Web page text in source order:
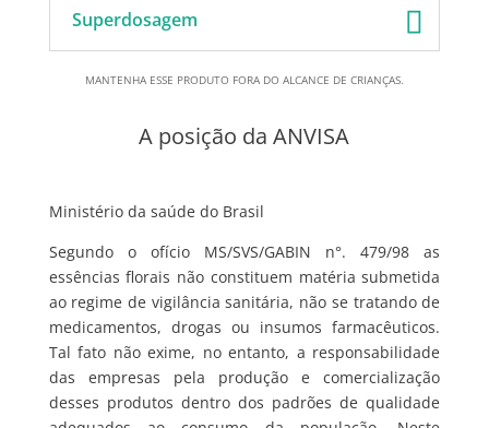
Superdosagem
MANTENHA ESSE PRODUTO FORA DO ALCANCE DE CRIANÇAS.
A posição da ANVISA
Ministério da saúde do Brasil
Segundo o ofício MS/SVS/GABIN n°. 479/98 as
essências florais não constituem matéria submetida
ao regime de vigilância sanitária, não se tratando de
medicamentos, drogas ou insumos farmacêuticos.
Tal fato não exime, no entanto, a responsabilidade
das empresas pela produção e comercialização
desses produtos dentro dos padrões de qualidade